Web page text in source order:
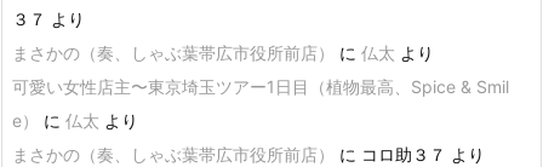
３７ より
まさかの（奏、しゃぶ葉帯広市役所前店）
に 仏太 より
可愛い女性店主〜東京埼玉ツアー1日目（植物最高、Spice & Smil
e）
に 仏太 より
まさかの（奏、しゃぶ葉帯広市役所前店）
に コロ助３７ より